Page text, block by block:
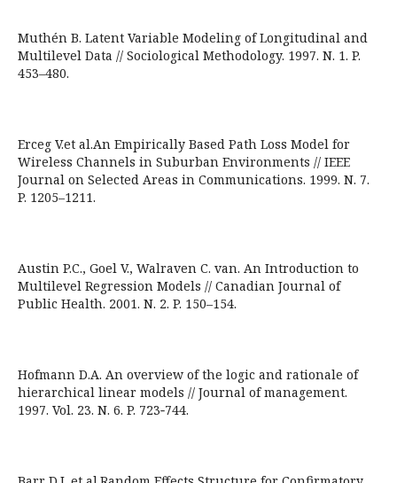
Muthén B. Latent Variable Modeling of Longitudinal and
Multilevel Data // Sociological Methodology. 1997. N. 1. P.
453–480.
Erceg V.et al.An Empirically Based Path Loss Model for
Wireless Channels in Suburban Environments // IEEE
Journal on Selected Areas in Communications. 1999. N. 7.
P. 1205–1211.
Austin P.C., Goel V., Walraven C. van. An Introduction to
Multilevel Regression Models // Canadian Journal of
Public Health. 2001. N. 2. P. 150–154.
Hofmann D.A. An overview of the logic and rationale of
hierarchical linear models // Journal of management.
1997. Vol. 23. N. 6. P. 723‑744.